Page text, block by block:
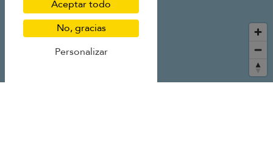
Aceptar todo
No, gracias
Personalizar